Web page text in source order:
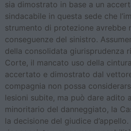
sia dimostrato in base a un
sindacabile in questa sede che
strumento di protezione avrebbe
conseguenze del sinistro.
della consolidata giurisprudenza
Corte, il mancato uso della
accertato e dimostrato dal
compagnia non possa
lesioni subite, ma può dare adito
minoritario del danneggiato, la
la decisione del giudice d’appello.